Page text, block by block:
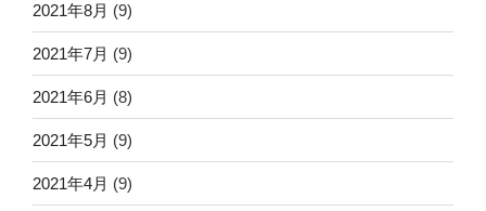
2021年8月 (9)
2021年7月 (9)
2021年6月 (8)
2021年5月 (9)
2021年4月 (9)